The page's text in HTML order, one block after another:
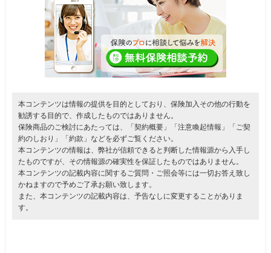
本コンテンツは情報の提供を目的としており、保険加入その他の行動を
勧誘する目的で、作成したものではありません。
保険商品のご検討にあたっては、「契約概要」「注意喚起情報」「ご契
約のしおり」「約款」などを必ずご覧ください。
本コンテンツの情報は、弊社が信頼できると判断した情報源から入手し
たものですが、その情報源の確実性を保証したものではありません。
本コンテンツの記載内容に関するご質問・ご照会等には一切お答え致し
かねますので予めご了承お願い致します。
また、本コンテンツの記載内容は、予告なしに変更することがありま
す。